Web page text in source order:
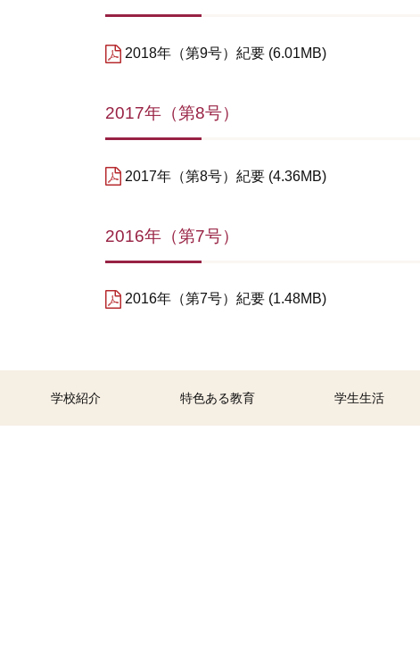
2018年（第9号）紀要 6.01MB
2017年（第8号）
2017年（第8号）紀要 4.36MB
2016年（第7号）
2016年（第7号）紀要 1.48MB
学校紹介 特色ある教育 学生生活